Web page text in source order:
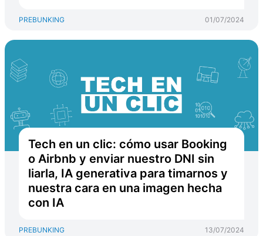
PREBUNKING 01/07/2024
Tech en un clic: cómo usar Booking
o Airbnb y enviar nuestro DNI sin
liarla, IA generativa para timarnos y
nuestra cara en una imagen hecha
con IA
PREBUNKING 13/07/2024